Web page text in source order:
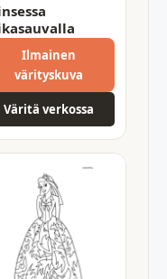
Ilmainen
värityskuva
Väritä verkossa